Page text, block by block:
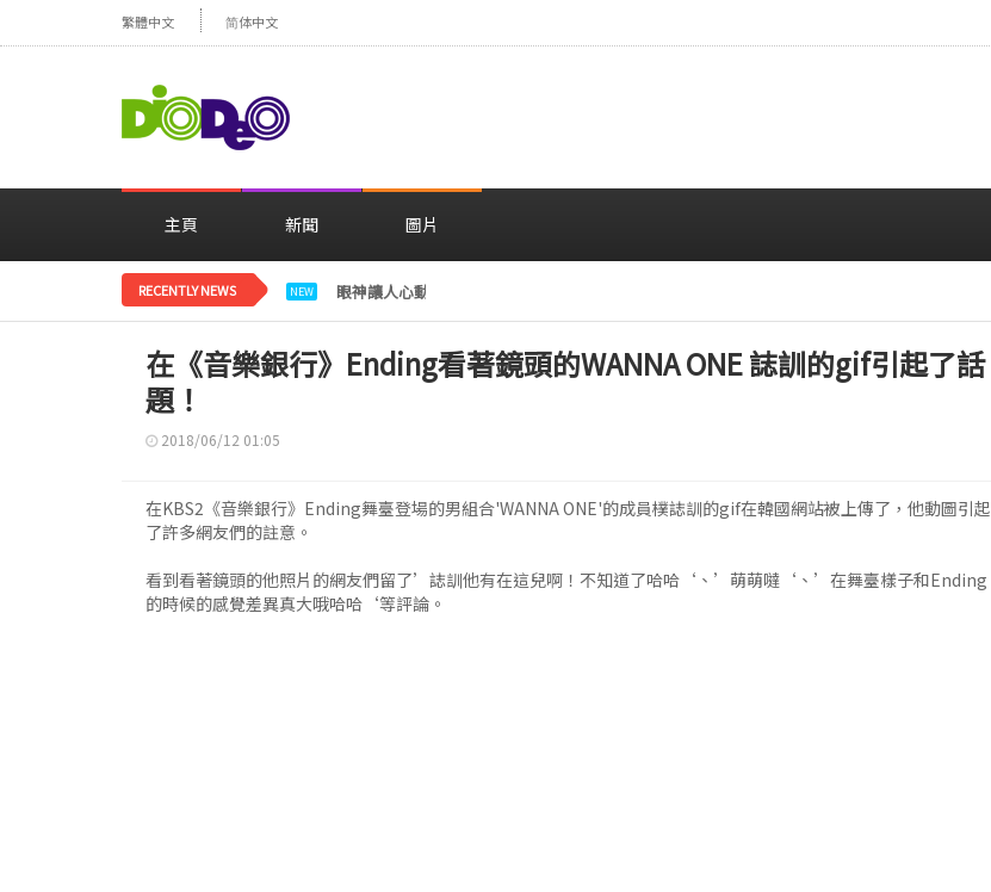
繁體中文 简体中文
主頁 新聞 圖片
RECENTLY NEWS NEW 眼神讓人心動，美貌閃耀……安宥真，就算瞪着看也很漂亮呢
在《音樂銀行》Ending看著鏡頭的WANNA ONE 誌訓的gif引起了話
題！
2018/06/12 01:05
在KBS2《音樂銀行》Ending舞臺登場的男組合'WANNA ONE'的成員樸誌訓的gif在韓國網站被上傳了，他動圖引起
了許多網友們的註意。
看到看著鏡頭的他照片的網友們留了’誌訓他有在這兒啊！不知道了哈哈‘、’萌萌噠‘、’在舞臺樣子和Ending
的時候的感覺差異真大哦哈哈‘等評論。